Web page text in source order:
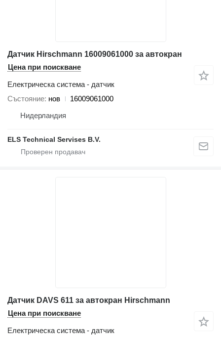
Датчик Hirschmann 16009061000 за автокран
Цена при поискване
Електрическа система - датчик
Състояние нов
16009061000
Нидерландия
ELS Technical Servises B.V.
Датчик DAVS 611 за автокран Hirschmann
Цена при поискване
Електрическа система - датчик